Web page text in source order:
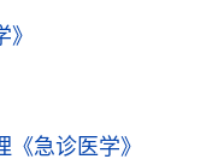
》
《急诊医学》